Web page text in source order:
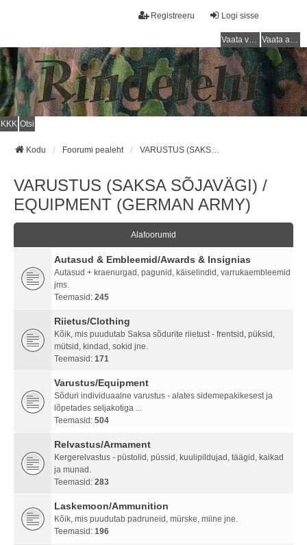
Logi sisse
Registreeru
Vaata vastamata teemasi Vaata aktiivseid teemasid
KKK Otsi
Kodu Foorumi pealeht VARUSTUS (SAKSA SÕJAVÄGI) / EQUIPMENT (GERMAN ARMY)
VARUSTUS (SAKSA SÕJAVÄGI) /
EQUIPMENT (GERMAN ARMY)
Alafoorumid
Autasud & Embleemid/Awards & Insignias
Autasud + kraenurgad, pagunid, käiselindid, varrukaembleemid
jms.
Teemasid: 245
Riietus/Clothing
Kõik, mis puudutab Saksa sõdurite riietust - frentsid, püksid,
mütsid, kindad, sokid jne.
Teemasid: 171
Varustus/Equipment
Sõduri individuaalne varustus - alates sidemepakikesest ja
lõpetades seljakotiga ...
Teemasid: 504
Relvastus/Armament
Kergerelvastus - püstolid, püssid, kuulipildujad, täägid, kaikad
ja munad.
Teemasid: 283
Laskemoon/Ammunition
Kõik, mis puudutab padruneid, mürske, miine jne.
Teemasid: 196